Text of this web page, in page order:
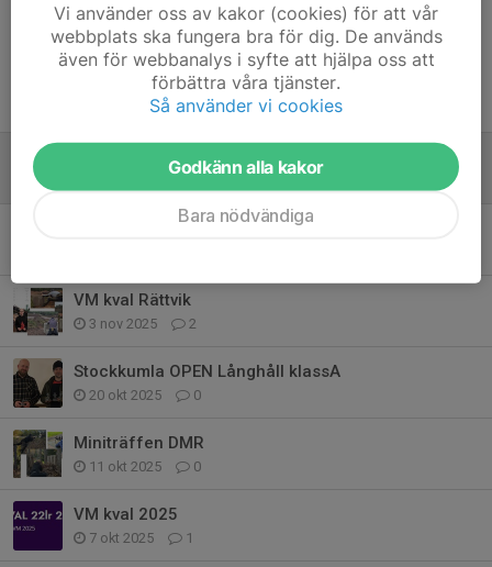
Tidigare nyheter
Stockkumal LH klass A open
LH Hemmaserietävling
VM kval Rättvik
3 nov 2025 2
Stockkumla OPEN Långhåll klassA
20 okt 2025 0
Miniträffen DMR
11 okt 2025 0
VM kval 2025
7 okt 2025 1
Vi använder oss av kakor (cookies) för att vår
webbplats ska fungera bra för dig. De används
även för webbanalys i syfte att hjälpa oss att
förbättra våra tjänster.
Så använder vi cookies
Godkänn alla kakor
Bara nödvändiga